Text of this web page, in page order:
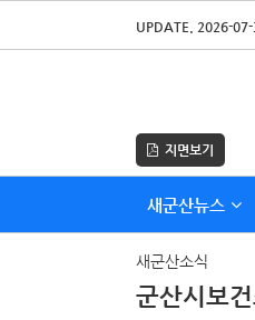
UPDATE. 2026-
지면보기
새군산뉴스
새군산소식
군산시보